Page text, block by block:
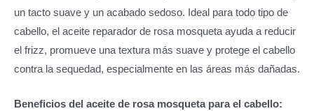
un tacto suave y un acabado sedoso. Ideal para todo tipo de
cabello, el aceite reparador de rosa mosqueta ayuda a reducir
el frizz, promueve una textura más suave y protege el cabello
contra la sequedad, especialmente en las áreas más dañadas.
Beneficios del aceite de rosa mosqueta para el cabello: